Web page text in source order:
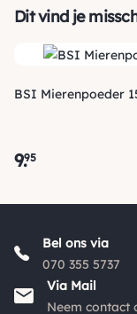
Voor 15:00 uur
een track & trace
volgen. Voor orders
daarna € 3.95*en
Dit vind je
BSI Mierenpoeder
9.95
Bel ons via
070 355 5737
Via Mail
Neem contact